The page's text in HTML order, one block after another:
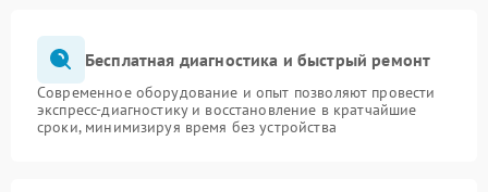
Бесплатная диагностика и быстрый ремонт
Современное оборудование и опыт позволяют провести
экспресс-диагностику и восстановление в кратчайшие
сроки, минимизируя время без устройства